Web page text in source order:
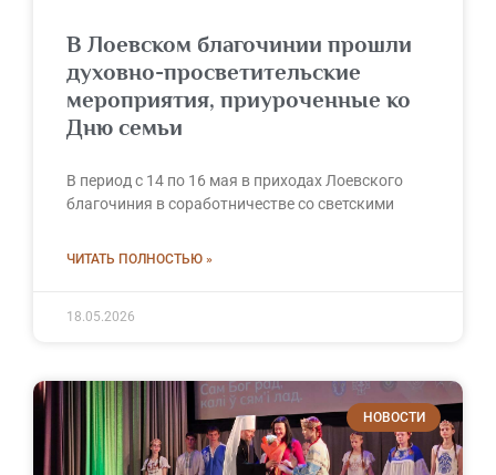
В Лоевском благочинии прошли
духовно-просветительские
мероприятия, приуроченные ко
Дню семьи
В период с 14 по 16 мая в приходах Лоевского
благочиния в соработничестве со светскими
ЧИТАТЬ ПОЛНОСТЬЮ »
18.05.2026
НОВОСТИ